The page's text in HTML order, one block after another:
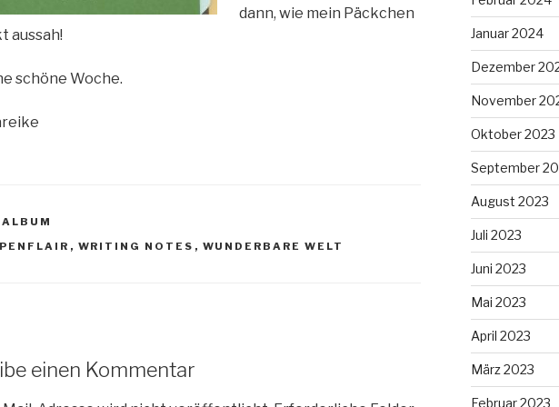
dann, wie mein Päckchen
aussah!
schöne Woche.
, WRITING NOTES , WUNDERBARE WELT
einen Kommentar
Januar 2024
Dezember
November
Oktober 2023
September
August 2023
Juli 2023
Juni 2023
Mai 2023
April 2023
März 2023
Februar 2023